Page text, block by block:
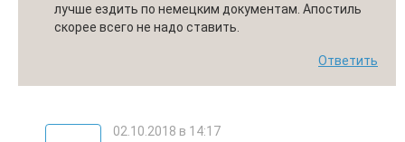
лучше ездить по немецким документам. Апостиль
скорее всего не надо ставить.
Ответить
02.10.2018 в 14:17